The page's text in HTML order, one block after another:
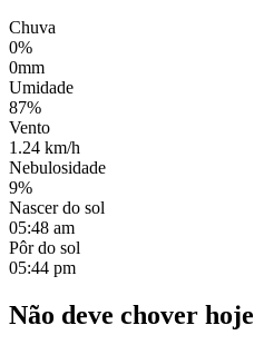
Chuva
0%
0mm
Umidade
87%
Vento
1.24 km/h
Nebulosidade
9%
Nascer do sol
05:48 am
Pôr do sol
05:44 pm
Não deve chover hoje